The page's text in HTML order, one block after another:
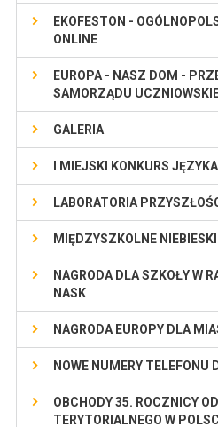
EKOFESTON -
ONLINE
EUROPA - NASZ DOM -
SAMORZĄDU
GALERIA
I MIEJSKI KONKURS
LABORATORIA
MIĘDZYSZKOLNE
NAGRODA DLA SZKOŁY W
NASK
NAGRODA EUROPY DLA
NOWE NUMERY TELEFONU
OBCHODY 35. ROCZNICY
TERYTORIALNEGO W